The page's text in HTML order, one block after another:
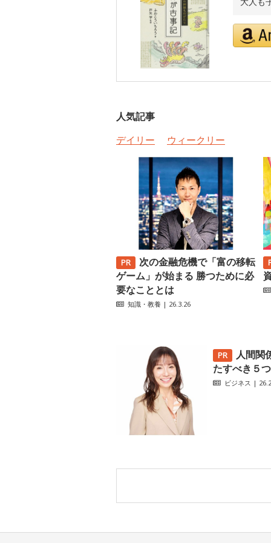
人気記事
デイリー
ウィークリー
次の金融危機で「富の移転
ゲーム」が始まる 勝つために必
要なこととは
知識・教養 | 26.3.26
人間関
たすべき５
ビジネス |